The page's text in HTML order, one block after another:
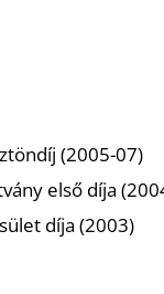
(2005-07)
első díja
díja (2003)